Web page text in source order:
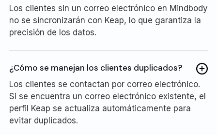
Los clientes sin un correo electrónico en Mindbody
no se sincronizarán con Keap, lo que garantiza la
precisión de los datos.
¿Cómo se manejan los clientes duplicados?
Los clientes se contactan por correo electrónico.
Si se encuentra un correo electrónico existente, el
perfil Keap se actualiza automáticamente para
evitar duplicados.